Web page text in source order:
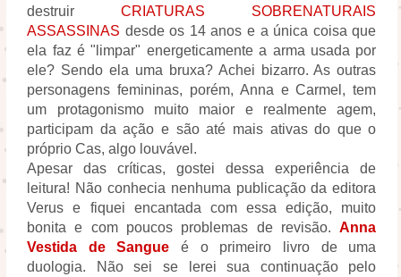
destruirCRIATURAS SOBRENATURAIS
ASSASSINAS desde os 14 anos e a única coisa que
ela faz é "limpar" energeticamente a arma usada por
ele? Sendo ela uma bruxa? Achei bizarro. As outras
personagens femininas, porém, Anna e Carmel, tem
um protagonismo muito maior e realmente agem,
participam da ação e são até mais ativas do que o
próprio Cas, algo louvável.
Apesar das críticas, gostei dessa experiência de
leitura! Não conhecia nenhuma publicação da editora
Verus e fiquei encantada com essa edição, muito
bonita e com poucos problemas de revisão.Anna
Vestida de Sangue é o primeiro livro de uma
duologia. Não sei se lerei sua continuação pelo